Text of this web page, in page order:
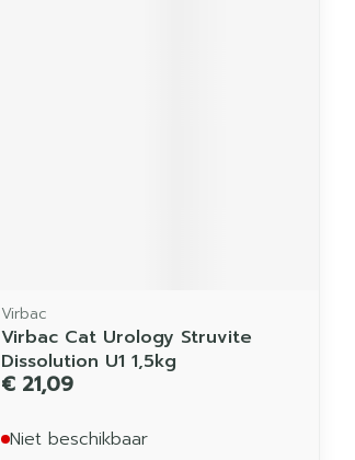
Virbac
Virbac Cat Urology Struvite
Dissolution U1 1,5kg
€ 21,09
Niet beschikbaar